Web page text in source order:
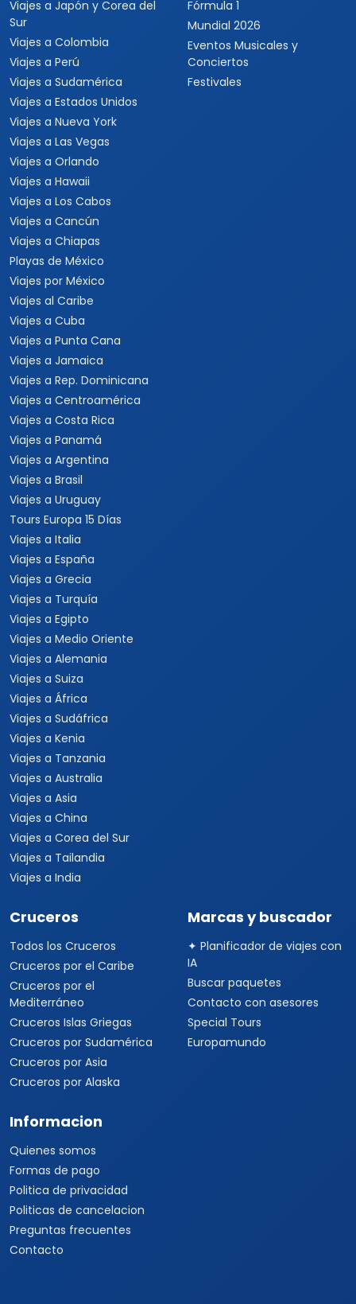
Viajes a Japón y Corea del
Sur
Viajes a Colombia
Viajes a Perú
Viajes a Sudamérica
Viajes a Estados Unidos
Viajes a Nueva York
Viajes a Las Vegas
Viajes a Orlando
Viajes a Hawaii
Viajes a Los Cabos
Viajes a Cancún
Viajes a Chiapas
Playas de México
Viajes por México
Viajes al Caribe
Viajes a Cuba
Viajes a Punta Cana
Viajes a Jamaica
Viajes a Rep. Dominicana
Viajes a Centroamérica
Viajes a Costa Rica
Viajes a Panamá
Viajes a Argentina
Viajes a Brasil
Viajes a Uruguay
Tours Europa 15 Días
Viajes a Italia
Viajes a España
Viajes a Grecia
Viajes a Turquía
Viajes a Egipto
Viajes a Medio Oriente
Viajes a Alemania
Viajes a Suiza
Viajes a África
Viajes a Sudáfrica
Viajes a Kenia
Viajes a Tanzania
Viajes a Australia
Viajes a Asia
Viajes a China
Viajes a Corea del Sur
Viajes a Tailandia
Viajes a India
Fórmula 1
Mundial 2026
Eventos Musicales y
Conciertos
Festivales
Cruceros
Todos los Cruceros
Cruceros por el Caribe
Cruceros por el
Mediterráneo
Cruceros Islas Griegas
Cruceros por Sudamérica
Cruceros por Asia
Cruceros por Alaska
Marcas y buscador
✦ Planificador de viajes con
IA
Buscar paquetes
Contacto con asesores
Special Tours
Europamundo
Informacion
Quienes somos
Formas de pago
Politica de privacidad
Politicas de cancelacion
Preguntas frecuentes
Contacto